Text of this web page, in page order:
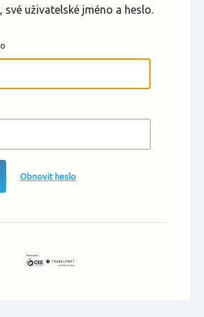
své uživatelské jméno a heslo.
Obnovit heslo